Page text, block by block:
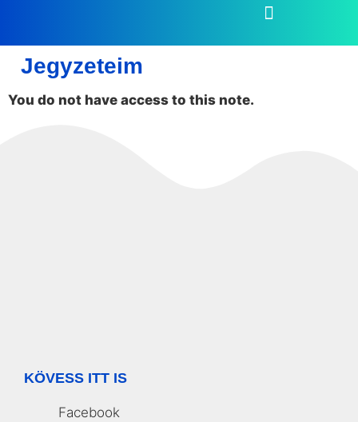
Jegyzeteim
You do not have access to this note.
KÖVESS ITT IS
Facebook